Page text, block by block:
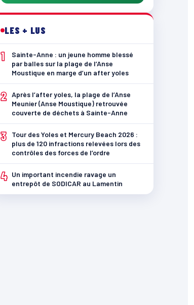
LES + LUS
1
Sainte-Anne : un jeune homme blessé
par balles sur la plage de l’Anse
Moustique en marge d’un after yoles
2 Après l’after yoles, la plage de l’Anse
Meunier (Anse Moustique) retrouvée
couverte de déchets à Sainte-Anne
3
Tour des Yoles et Mercury Beach 2026 :
plus de 120 infractions relevées lors des
contrôles des forces de l’ordre
4 Un important incendie ravage un
entrepôt de SODICAR au Lamentin